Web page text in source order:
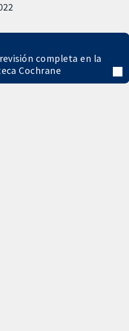
completa en la
Cochrane